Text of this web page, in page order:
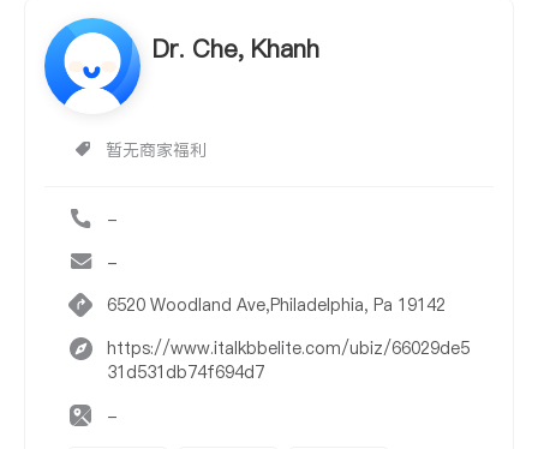
Dr. Che, Khanh
暂无商家福利
-
-
6520 Woodland Ave,Philadelphia, Pa 19142
https://www.italkbbelite.com/ubiz/66029de5
31d531db74f694d7
-